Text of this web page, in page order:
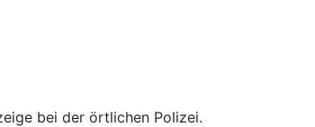
bei der örtlichen Polizei.